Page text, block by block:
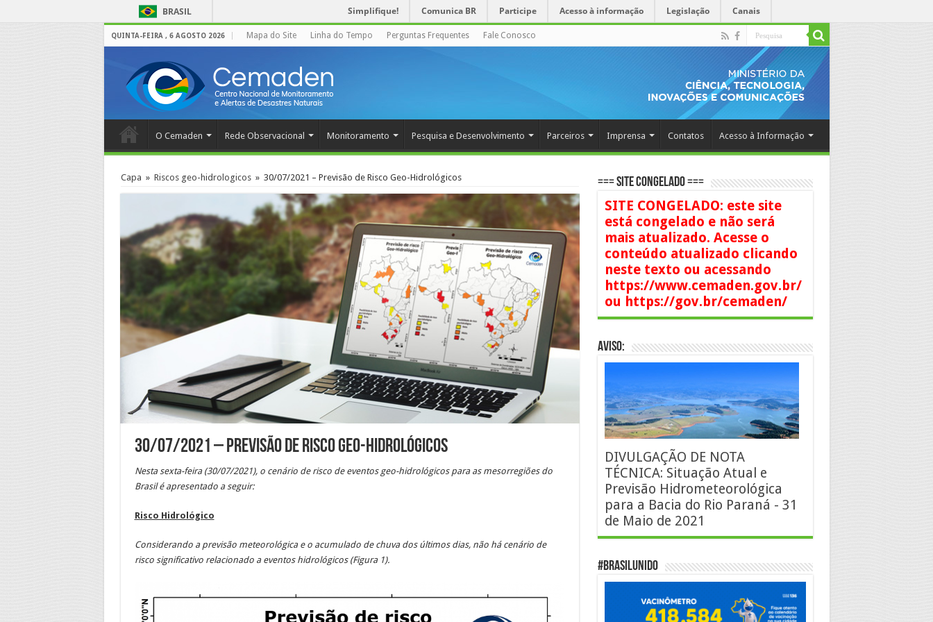
BRASIL Simplifique! Comunica BR Participe Acesso à informação Legislação Canais
QUINTA-FEIRA , 6 AGOSTO 2026 Mapa do Site Linha do Tempo Perguntas Frequentes Fale Conosco
O Cemaden Rede Observacional Monitoramento Pesquisa e Desenvolvimento Parceiros Imprensa Contatos Acesso à Informação
Capa » Riscos geo-hidrologicos » 30/07/2021 – Previsão de Risco Geo-Hidrológicos
30/07/2021 – Previsão de Risco Geo-Hidrológicos
Nesta sexta-feira (30/07/2021), o cenário de risco de eventos geo-hidrológicos para as mesorregiões do
Brasil é apresentado a seguir:
Risco Hidrológico
Considerando a previsão meteorológica e o acumulado de chuva dos últimos dias, não há cenário de
risco significativo relacionado a eventos hidrológicos (Figura 1).
=== SITE CONGELADO ===
SITE CONGELADO: este site
está congelado e não será
mais atualizado. Acesse o
conteúdo atualizado clicando
neste texto ou acessando
https://www.cemaden.gov.br/
ou https://gov.br/cemaden/
AVISO:
DIVULGAÇÃO DE NOTA
TÉCNICA: Situação Atual e
Previsão Hidrometeorológica
para a Bacia do Rio Paraná - 31
de Maio de 2021
#BrasilUnido